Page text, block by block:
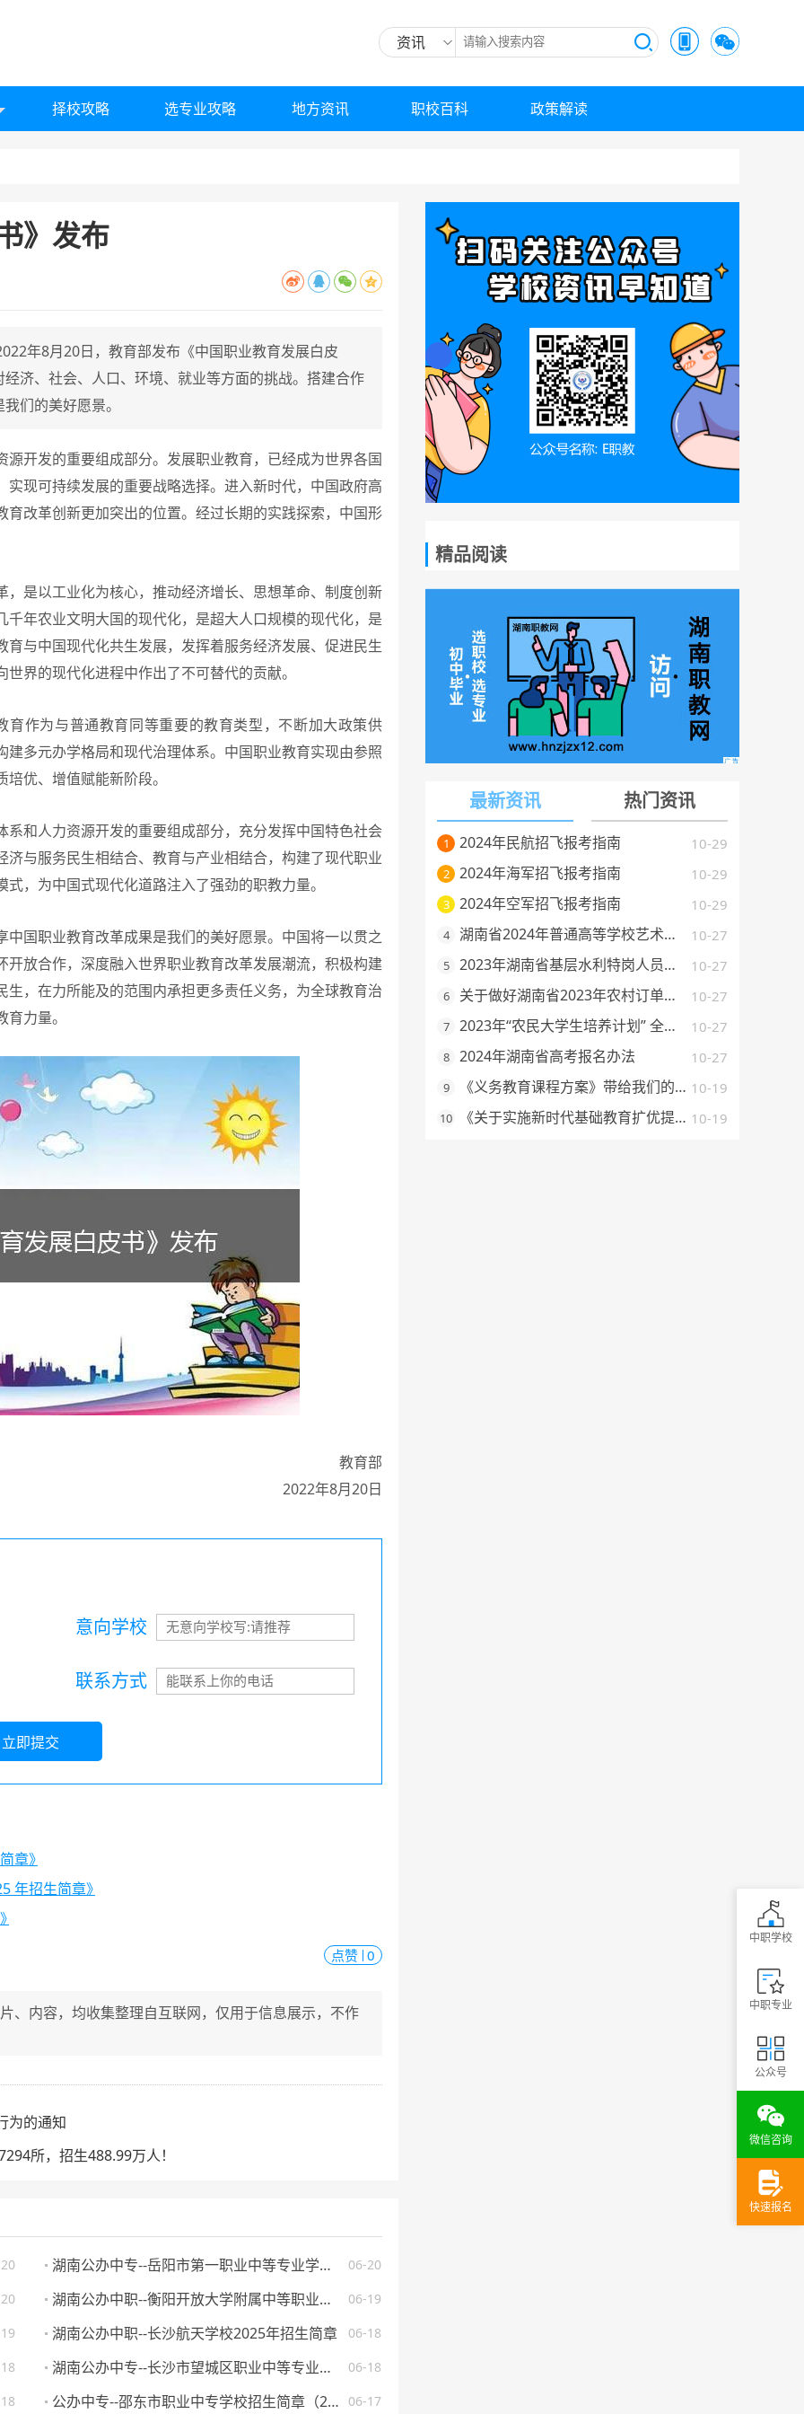
资讯
择校攻略 选专业攻略 地方资讯 职校百科 政策解读
》发布
年8月20日，教育部发布《中国职业教育发展白皮
济、社会、人口、环境、就业等方面的挑战。搭建合作
们的美好愿景。
发的重要组成部分。发展职业教育，已经成为世界各国
现可持续发展的重要战略选择。进入新时代，中国政府高
改革创新更加突出的位置。经过长期的实践探索，中国形
以工业化为核心，推动经济增长、思想革命、制度创新
年农业文明大国的现代化，是超大人口规模的现代化，是
与中国现代化共生发展，发挥着服务经济发展、促进民生
界的现代化进程中作出了不可替代的贡献。
为与普通教育同等重要的教育类型，不断加大政策供
多元办学格局和现代治理体系。中国职业教育实现由参照
优、增值赋能新阶段。
人力资源开发的重要组成部分，充分发挥中国特色社会
与服务民生相结合、教育与产业相结合，构建了现代职业
，为中国式现代化道路注入了强劲的职教力量。
职业教育改革成果是我们的美好愿景。中国将一以贯之
放合作，深度融入世界职业教育改革发展潮流，积极构建
，在力所能及的范围内承担更多责任义务，为全球教育治
力量。
教育部
2022年8月20日
意向学校
联系方式
立即提交
章》
年招生简章》
点赞 0
、内容，均收集整理自互联网，仅用于信息展示，不作
为的通知
所，招生488.99万人！
06-20
湖南公办中专--岳阳市第一职业中等专业学校 2025 年招生简章
06-19
湖南公办中职--衡阳开放大学附属中等职业学校 2025 年招生简章
06-18
湖南公办中职--长沙航天学校2025年招生简章
06-18
湖南公办中专--长沙市望城区职业中等专业学校 2025 年招生简章
06-17
公办中专--邵东市职业中专学校招生简章（2025 年）
精品阅读
最新资讯 热门资讯
1 10-29
2024年民航招飞报考指南
2 10-29
2024年海军招飞报考指南
3 10-29
2024年空军招飞报考指南
4 10-27
湖南省2024年普通高等学校艺术类专业全省统一考试考试流程及题型示例
5 10-27
2023年湖南省基层水利特岗人员定向培养招录工作政策发布
6 10-27
关于做好湖南省2023年农村订单定向免费本科医学生招生培养工作的通知
7 10-27
2023年“农民大学生培养计划” 全日制高职专科招生报名工作启动了
8 10-27
2024年湖南省高考报名办法
9 10-19
《义务教育课程方案》带给我们的启示
10 10-19
《关于实施新时代基础教育扩优提质行动计划的意见》的解读
中职学校
中职专业
公众号
微信咨询
快速报名